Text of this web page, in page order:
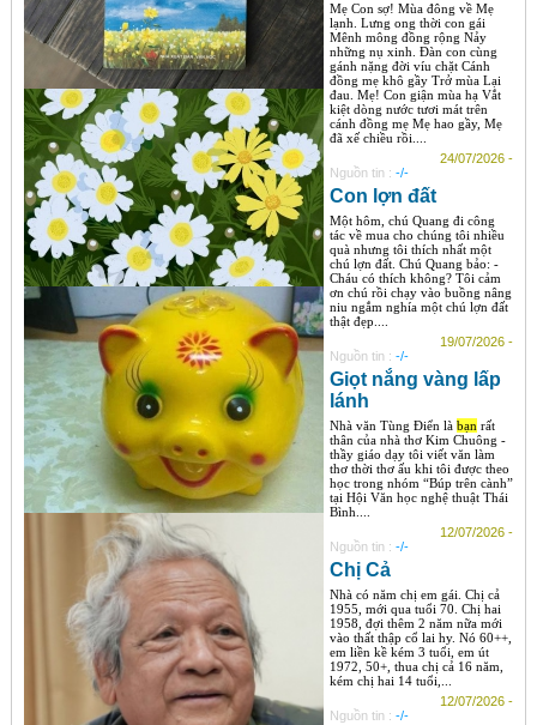
Mẹ Con sợ! Mùa đông về Mẹ
lạnh. Lưng ong thời con gái
Mênh mông đồng rộng Nảy
những nụ xinh. Đàn con cùng
gánh nặng đời víu chặt Cánh
đồng mẹ khô gầy Trở mùa Lại
đau. Mẹ! Con giận mùa hạ Vắt
kiệt dòng nước tươi mát trên
cánh đồng mẹ Mẹ hao gầy, Mẹ
đã xế chiều rồi....
24/07/2026 -
Nguồn tin : -/-
Con lợn đất
Một hôm, chú Quang đi công
tác về mua cho chúng tôi nhiều
quà nhưng tôi thích nhất một
chú lợn đất. Chú Quang bảo: -
Cháu có thích không? Tôi cảm
ơn chú rồi chạy vào buồng nâng
niu ngắm nghía một chú lợn đất
thật đẹp....
19/07/2026 -
Nguồn tin : -/-
Giọt nắng vàng lấp
lánh
Nhà văn Tùng Điển là bạnrất
thân của nhà thơ Kim Chuông -
thầy giáo dạy tôi viết văn làm
thơ thời thơ ấu khi tôi được theo
học trong nhóm “Búp trên cành”
tại Hội Văn học nghệ thuật Thái
Bình....
12/07/2026 -
Nguồn tin : -/-
Chị Cả
Nhà có năm chị em gái. Chị cả
1955, mới qua tuổi 70. Chị hai
1958, đợi thêm 2 năm nữa mới
vào thất thập cổ lai hy. Nó 60++,
em liền kề kém 3 tuổi, em út
1972, 50+, thua chị cả 16 năm,
kém chị hai 14 tuổi,...
12/07/2026 -
Nguồn tin : -/-